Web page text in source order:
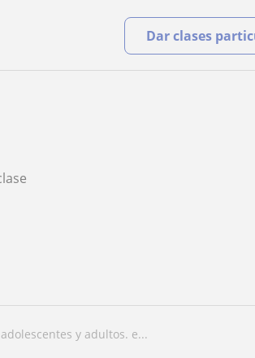
Dar clases
y adultos. e...